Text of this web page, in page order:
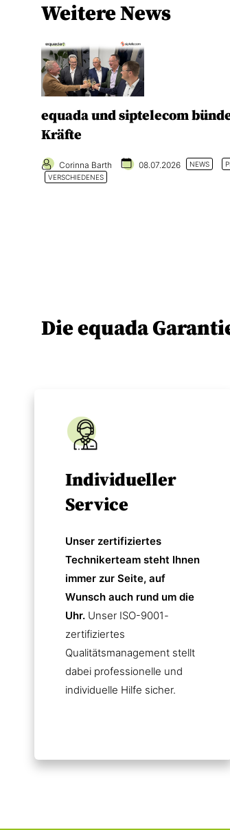
Weitere News
equada und siptelecom
Kräfte
Corinna Barth 08.07.2026 NEWS
VERSCHIEDENES
Die equada
Individueller
Service
Unser zertifiziertes
Technikerteam steht Ihnen
immer zur Seite, auf
Wunsch auch rund um die
Uhr. Unser ISO-9001-
zertifiziertes
Qualitätsmanagement stellt
dabei professionelle und
individuelle Hilfe sicher.